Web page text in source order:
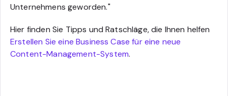
Unternehmens geworden."
Hier finden Sie Tipps und Ratschläge, die Ihnen helfen
Erstellen Sie eine Business Case für eine neue
Content-Management-System.